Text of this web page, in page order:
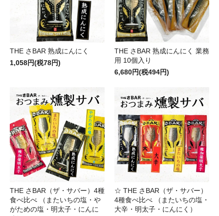
THE さBAR 熟成にんにく
1,058円(税78円)
THE さBAR 熟成にんにく 業務
用 10個入り
6,680円(税494円)
THE さBAR（ザ・サバー）4種
食べ比べ （またいちの塩・や
がための塩・明太子・にんに
☆ THE さBAR（ザ・サバー）
4種食べ比べ （またいちの塩・
大辛・明太子・にんにく）